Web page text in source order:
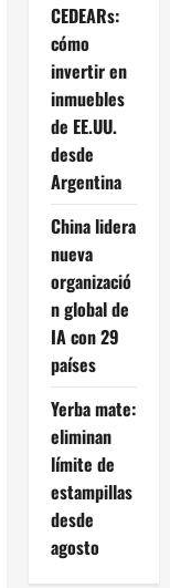
CEDEARs:
cómo
invertir en
inmuebles
de EE.UU.
desde
Argentina
China lidera
nueva
organizació
n global de
IA con 29
países
Yerba mate:
eliminan
límite de
estampillas
desde
agosto